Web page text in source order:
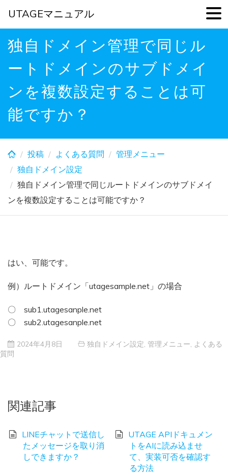
Skip
独自ドメイン管理で同じル
ートドメインのサブドメイ
ンを複数設定することは可
能ですか？
投稿 よくある質問
管理メニュー
独自ドメイン設定
独自ドメイン管理で同じルートドメインのサブドメイ
ンを複数設定することは可能ですか？
はい、可能です。
例）ルートドメイン「utagesample.net」の場合
〇 sub1.utagesanple.net
〇 sub2.utagesanple.net
2024年4月8日 独自ドメイン設定 管理メニュー よくある
質問
関連記事
LINEチャットで送信し
たメッセージを取り消
しできますか？
UTAGE APIドキュメン
トをAIに読み込ませ
て、実装可否を確認す
る方法
UTAGEマニュアル